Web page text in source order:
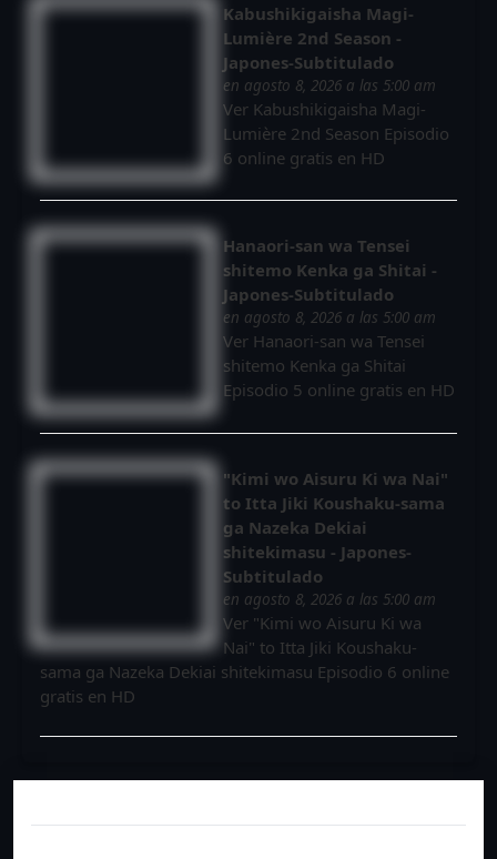
Kabushikigaisha Magi-
Lumière 2nd Season -
Japones-Subtitulado
en agosto 8, 2026 a las 5:00 am
Ver Kabushikigaisha Magi-
Lumière 2nd Season Episodio
6 online gratis en HD
Hanaori-san wa Tensei
shitemo Kenka ga Shitai -
Japones-Subtitulado
en agosto 8, 2026 a las 5:00 am
Ver Hanaori-san wa Tensei
shitemo Kenka ga Shitai
Episodio 5 online gratis en HD
"Kimi wo Aisuru Ki wa Nai"
to Itta Jiki Koushaku-sama
ga Nazeka Dekiai
shitekimasu - Japones-
Subtitulado
en agosto 8, 2026 a las 5:00 am
Ver "Kimi wo Aisuru Ki wa
Nai" to Itta Jiki Koushaku-
sama ga Nazeka Dekiai shitekimasu Episodio 6 online
gratis en HD